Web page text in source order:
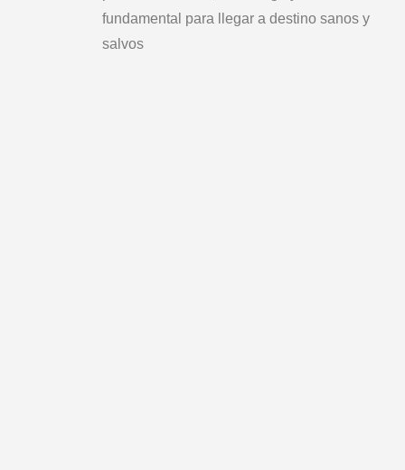
fundamental para llegar a destino sanos y
salvos